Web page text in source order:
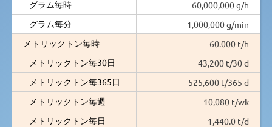
グラム毎時
60,000,000 g/h
グラム毎分
1,000,000 g/min
メトリックトン毎時
60.000 t/h
メトリックトン毎30日
43,200 t/30 d
メトリックトン毎365日
525,600 t/365 d
メトリックトン毎週
10,080 t/wk
メトリックトン毎日
1,440.0 t/d